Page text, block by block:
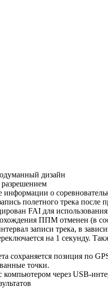
дизайн
информации о
полетного трека после
FAI для
ППМ отменен (в
записи трека, в
на 1 секунду.
сохраняется позиция по
точки.
через USB-